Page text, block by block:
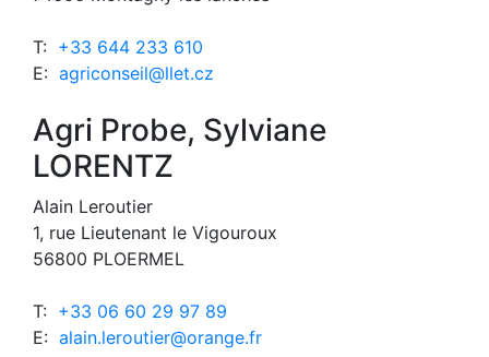
T: +33 644 233 610
E: agriconseil@llet.cz
Agri Probe, Sylviane
LORENTZ
Alain Leroutier
1, rue Lieutenant le Vigouroux
56800 PLOERMEL
T: +33 06 60 29 97 89
E: alain.leroutier@orange.fr